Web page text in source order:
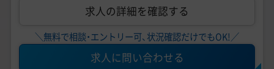
求人の詳細を確認する
＼無料で相談・エントリー可、状況確認だけでもOK!／
求人に問い合わせる